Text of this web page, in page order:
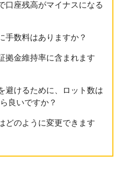
口座残高がマイナスになる
手数料はありますか？
拠金維持率に含まれます
避けるために、ロット数は
良いですか？
どのように変更できます